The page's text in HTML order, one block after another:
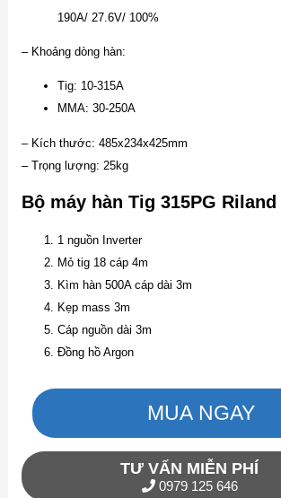
190A/ 27.6V/ 100%
– Khoảng dòng hàn:
Tig: 10-315A
MMA: 30-250A
– Kích thước: 485x234x425mm
– Trọng lượng: 25kg
Bộ máy hàn Tig 315PG
1 nguồn Inverter
Mỏ tig 18 cáp 4m
Kìm hàn 500A cáp dài 3m
Kẹp mass 3m
Cáp nguồn dài 3m
Đồng hồ Argon
MUA NGAY
TƯ VẤN MIỄN PHÍ
0979 125 646